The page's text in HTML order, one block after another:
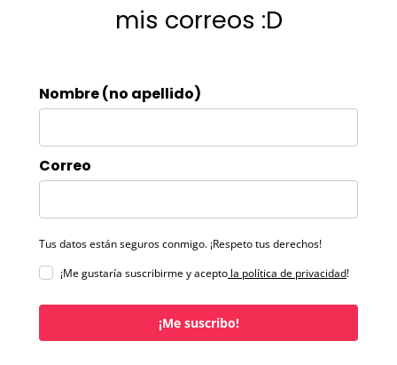
mis correos :D
Nombre (no apellido)
Correo
Tus datos están seguros conmigo. ¡Respeto tus derechos!
¡Me gustaría suscribirme y acepto la política de privacidad!
¡Me suscribo!